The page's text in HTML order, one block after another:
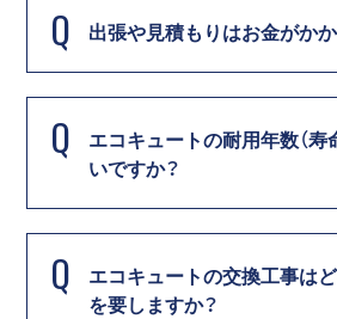
Q 出張や見積もりはお金がか
Q
エコキュートの耐用年数（寿
いですか？
Q
エコキュートの交換工事は
を要しますか？